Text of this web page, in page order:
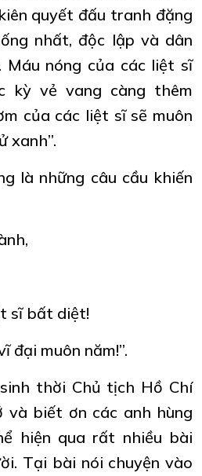
quyết đấu tranh đặng
nhất, độc lập và dân
Máu nóng của các liệt sĩ
kỳ vẻ vang càng thêm
của các liệt sĩ sẽ muôn
xanh”.
là những câu cầu khiến
sĩ bất diệt!
đại muôn năm!”.
thời Chủ tịch Hồ Chí
và biết ơn các anh hùng
hiện qua rất nhiều bài
Tại bài nói chuyện vào